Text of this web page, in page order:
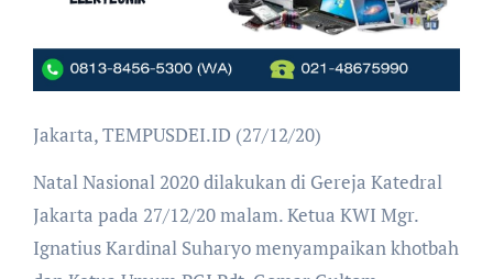
Jakarta, TEMPUSDEI.ID (27/12/20)
Natal Nasional 2020 dilakukan di Gereja Katedral
Jakarta pada 27/12/20 malam. Ketua KWI Mgr.
Ignatius Kardinal Suharyo menyampaikan khotbah